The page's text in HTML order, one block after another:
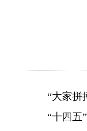
“大家拼
“十四五